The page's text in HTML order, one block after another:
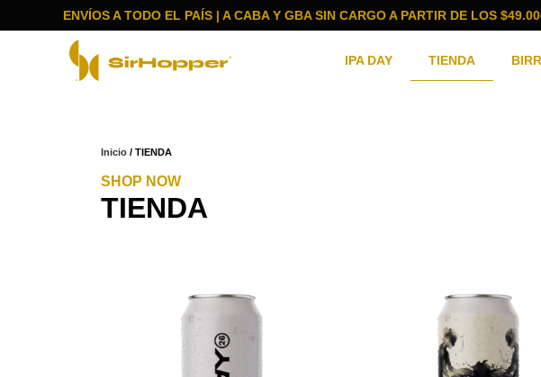
ENVÍOS A TODO EL PAÍS | A CABA Y GBA SIN CARGO A PARTIR DE LOS
IPA DAY TIENDA
Inicio / TIENDA
SHOP NOW
TIENDA